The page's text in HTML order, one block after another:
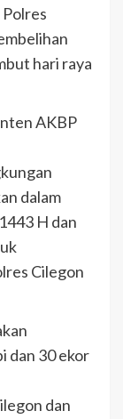
hari raya
AKBP
dalam
H dan
Cilegon
dan 30 ekor
dan